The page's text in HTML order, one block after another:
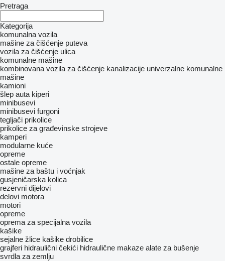
Pretraga
Kategorija
komunalna vozila
mašine za čišćenje puteva
vozila za čišćenje ulica
komunalne mašine
kombinovana vozila za čišćenje kanalizacije univerzalne komunalne
mašine
kamioni
šlep auta kiperi
minibusevi
minibusevi furgoni
tegljači prikolice
prikolice za građevinske strojeve
kamperi
modularne kuće
opreme
ostale opreme
mašine za baštu i voćnjak
gusjeničarska kolica
rezervni dijelovi
delovi motora
motori
opreme
oprema za specijalna vozila
kašike
sejalne žlice kašike drobilice
grajferi hidraulični čekići hidraulične makaze alate za bušenje
svrdla za zemlju